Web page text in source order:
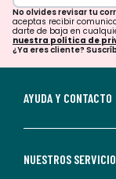
No olvides revisar tu
aceptas recibir
darte de baja en
nuestra política de
¿Ya eres cliente?
AYUDA Y CONTACTO
NUESTROS